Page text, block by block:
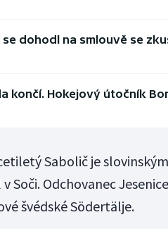
se dohodl na smlouvě se
končí. Hokejový útočník
Sabolič je
Soči. Odchovanec
švédské Södertälje.